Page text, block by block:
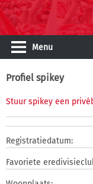
Menu
Profiel spikey
Stuur spikey een
Registratiedatum:
Favoriete